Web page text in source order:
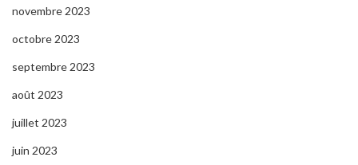
novembre 2023
octobre 2023
septembre 2023
août 2023
juillet 2023
juin 2023